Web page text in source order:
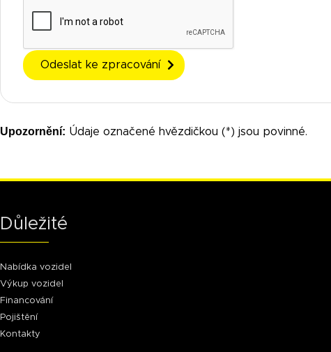
Odeslat ke zpracování
Upozornění: Údaje označené hvězdičkou (*) jsou povinné.
Důležité
Nabídka vozidel
Výkup vozidel
Financování
Pojištění
Kontakty